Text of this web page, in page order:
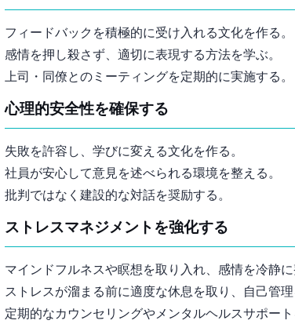
フィードバックを積極的に受け入れる文化を作る。
感情を押し殺さず、適切に表現する方法を学ぶ。
上司・同僚との1on1ミーティングを定期的に実施する。
3. 心理的安全性を確保する
失敗を許容し、学びに変える文化を作る。
社員が安心して意見を述べられる環境を整える。
批判ではなく建設的な対話を奨励する。
4. ストレスマネジメントを強化する
マインドフルネスや瞑想を取り入れ、感情を冷静に
ストレスが溜まる前に適度な休息を取り、自己管理
定期的なカウンセリングやメンタルヘルスサポート